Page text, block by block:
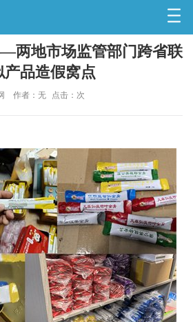
两地市场监管部门跨省联
品造假窝点
作者：无 点击： 次